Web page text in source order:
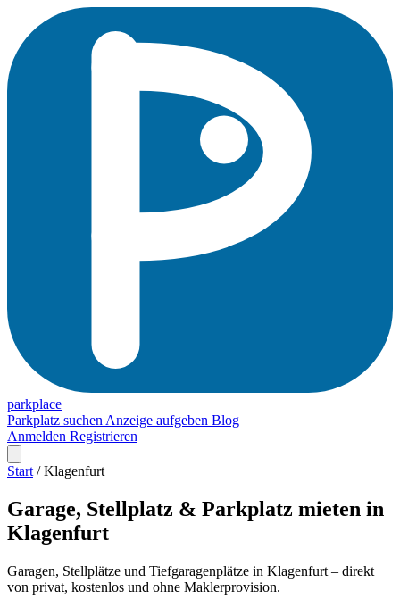
parkplace
Parkplatz suchen Anzeige aufgeben Blog
Anmelden Registrieren
Start / Klagenfurt
Garage, Stellplatz & Parkplatz mieten in
Klagenfurt
Garagen, Stellplätze und Tiefgaragenplätze in Klagenfurt – direkt
von privat, kostenlos und ohne Maklerprovision.